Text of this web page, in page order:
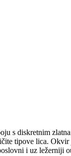
s diskretnim
tipove lica.
i uz